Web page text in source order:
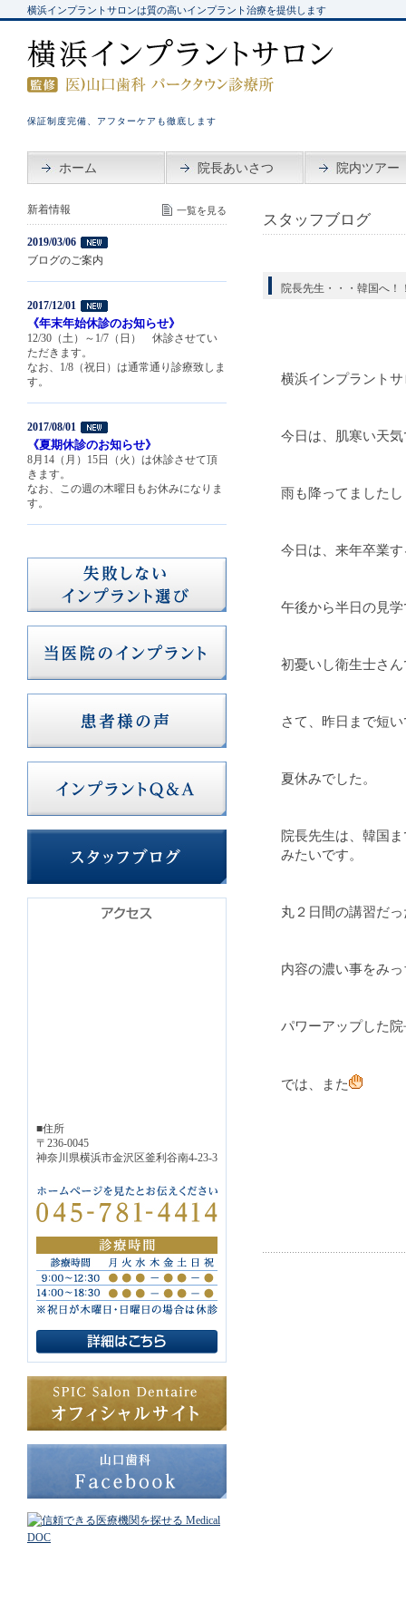
横浜インプラントサロンは質の高いインプラント治療を提供します
保証制度完備、アフターケアも徹底します
ホーム 院長あいさつ 院内ツアー
スタッフブログ
院長先生・・・韓国へ！
横浜インプラント
今日は、肌寒い天
雨も降ってました
今日は、来年卒業
午後から半日の見
初憂いし衛生士さ
さて、昨日まで短
夏休みでした。
院長先生は、韓国
みたいです。
丸２日間の講習だ
内容の濃い事をみ
パワーアップした
では、また
新着情報 一覧を見る
2019/03/06
ブログのご案内
2017/12/01
《年末年始休診のお知らせ》
12/30（土）～1/7（日） 休診させてい
ただきます。
なお、1/8（祝日）は通常通り診療致しま
す。
2017/08/01
《夏期休診のお知らせ》
8月14（月）15日（火）は休診させて頂
きます。
なお、この週の木曜日もお休みになりま
す。
■住所
〒236-0045
神奈川県横浜市金沢区釜利谷南4-23-3